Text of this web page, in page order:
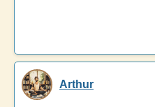
Arthur